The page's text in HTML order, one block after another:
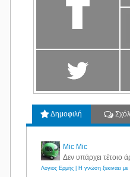
Δημοφιλή
Mic Mic
Δεν υπάρχει τέτοιο